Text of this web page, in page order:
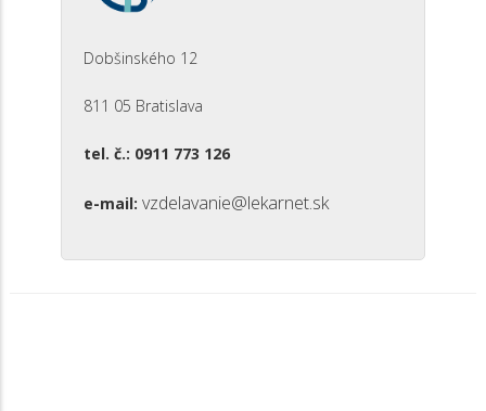
Dobšinského 12
811 05 Bratislava
tel. č.: 0911 773 126
e-mail: vzdelavanie@lekarnet.sk